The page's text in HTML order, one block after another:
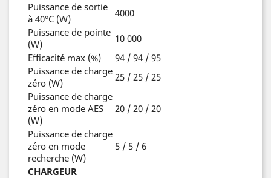
Puissance de sortie
à 40°C (W)
4000
Puissance de pointe
(W)
10 000
Efficacité max (%)
94 / 94 / 95
Puissance de charge
zéro (W)
25 / 25 / 25
Puissance de charge
zéro en mode AES
(W)
20 / 20 / 20
Puissance de charge
zéro en mode
recherche (W)
5 / 5 / 6
CHARGEUR